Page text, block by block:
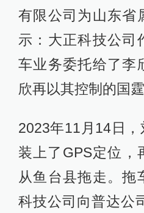
有限公司为山东省
示：大正科技公司
车业务委托给了李
欣再以其控制的国
2023年11月14日
装上了GPS定位，
从鱼台县拖走。拖
科技公司向普达公